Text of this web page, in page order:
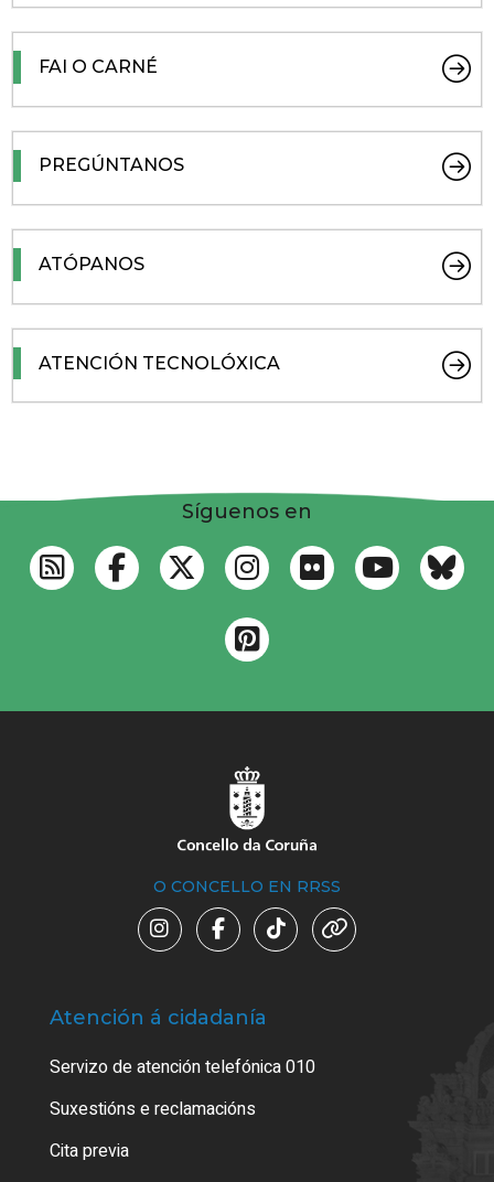
FAI O CARNÉ
PREGÚNTANOS
ATÓPANOS
ATENCIÓN TECNOLÓXICA
Síguenos en
O CONCELLO EN RRSS
Atención á cidadanía
Servizo de atención telefónica 010
Suxestións e reclamacións
Cita previa